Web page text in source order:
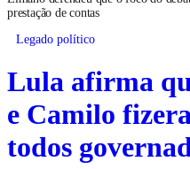
prestação de contas
Legado político
Lula afirma
e Camilo
todos